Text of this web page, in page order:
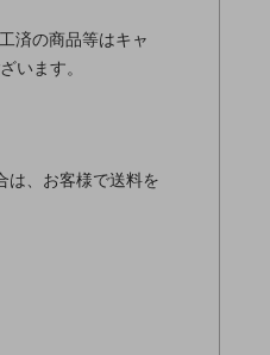
済の商品等はキャ
います。
は、お客様で送料を